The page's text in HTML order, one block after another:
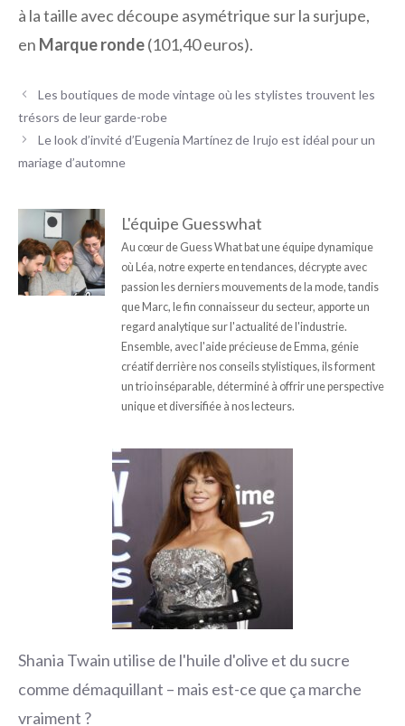
à la taille avec découpe asymétrique sur la surjupe,
en Marque ronde(101,40 euros).
Les boutiques de mode vintage où les stylistes trouvent les
trésors de leur garde-robe
Le look d’invité d’Eugenia Martínez de Irujo est idéal pour un
mariage d’automne
L'équipe Guesswhat
Au cœur de Guess What bat une équipe dynamique
où Léa, notre experte en tendances, décrypte avec
passion les derniers mouvements de la mode, tandis
que Marc, le fin connaisseur du secteur, apporte un
regard analytique sur l'actualité de l'industrie.
Ensemble, avec l'aide précieuse de Emma, génie
créatif derrière nos conseils stylistiques, ils forment
un trio inséparable, déterminé à offrir une perspective
unique et diversifiée à nos lecteurs.
Shania Twain utilise de l'huile d'olive et du sucre
comme démaquillant – mais est-ce que ça marche
vraiment ?